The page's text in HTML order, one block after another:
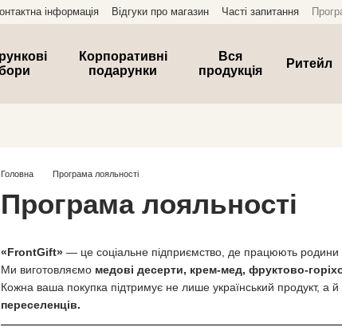
інформація Відгуки про магазин Часті запитання
Корпоративні
подарунки
Вся
продукція
Ритейл
Головна Програма лояльності
Програма лояльності
«FrontGift» — це соціальне підприємство, де працюють родини
Ми виготовляємо медові десерти, крем-мед, фруктово-
Кожна ваша покупка підтримує не лише український продукт, а й
переселенців.